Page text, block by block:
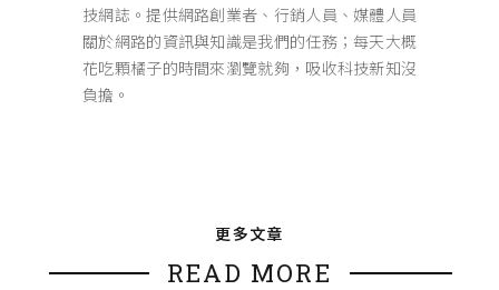
技網誌。提供網路創業者、行銷人員、媒體人員
關於網路的資訊與知識是我們的任務；每天大概
花吃顆橘子的時間來瀏覽就夠，吸收科技新知沒
負擔。
更多文章
READ MORE